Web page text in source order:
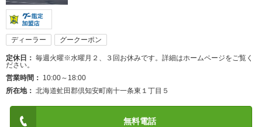
ディーラー グークーポン
定休日
毎週火曜※水曜月２、３回お休みです。詳細はホームページをご覧く
ださい。
営業時間
10:00～18:00
所在地
北海道虻田郡倶知安町南十一条東１丁目５
無料電話